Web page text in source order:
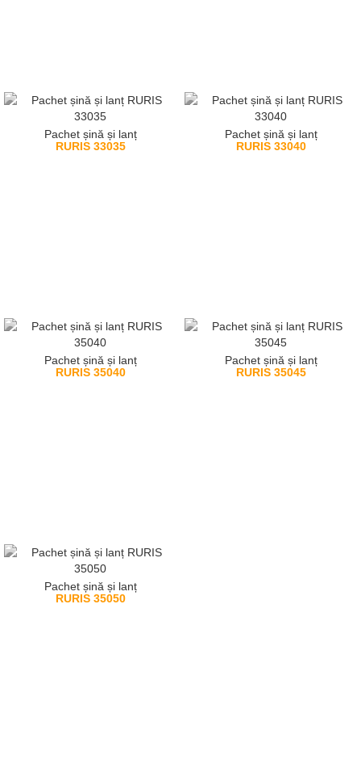
Pachet șină și lanț
RURIS 33035
Pachet șină și lanț
RURIS 33040
Pachet șină și lanț
RURIS 35040
Pachet șină și lanț
RURIS 35045
Pachet șină și lanț
RURIS 35050